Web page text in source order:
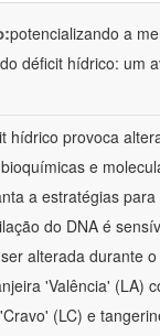
potencializando a
déficit hídrico: um
hídrico provoca
e
a estratégias
do DNA é
alterada durante
'Valência' (LA)
(LC) e